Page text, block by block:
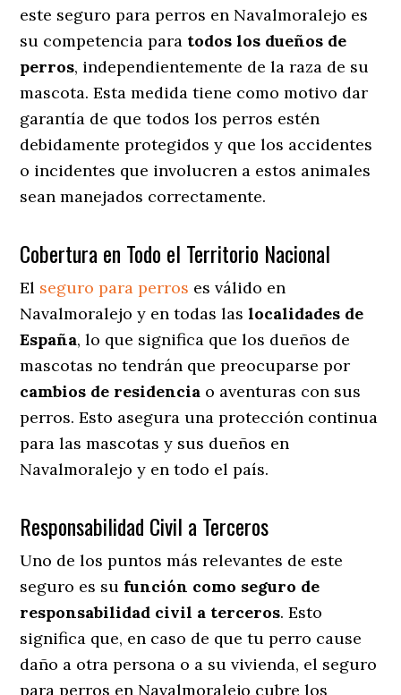
este seguro para perros en Navalmoralejo es
su competencia para todos los dueños de
perros, independientemente de la raza de su
mascota. Esta medida tiene como motivo dar
garantía de que todos los perros estén
debidamente protegidos y que los accidentes
o incidentes que involucren a estos animales
sean manejados correctamente.
Cobertura en Todo el Territorio Nacional
El seguro para perros es válido en
Navalmoralejo y en todas laslocalidades de
España, lo que significa que los dueños de
mascotas no tendrán que preocuparse por
cambios de residencia o aventuras con sus
perros. Esto asegura una protección continua
para las mascotas y sus dueños en
Navalmoralejo y en todo el país.
Responsabilidad Civil a Terceros
Uno de los puntos más relevantes de este
seguro es su función como seguro de
responsabilidad civil a terceros. Esto
significa que, en caso de que tu perro cause
daño a otra persona o a su vivienda, el seguro
para perros en Navalmoralejo cubre los